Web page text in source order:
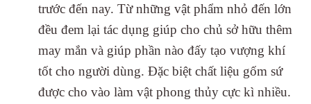
trước đến nay. Từ những vật phẩm nhỏ đến lớn
đều đem lại tác dụng giúp cho chủ sở hữu thêm
may mắn và giúp phần nào đấy tạo vượng khí
tốt cho người dùng. Đặc biệt chất liệu gốm sứ
được cho vào làm vật phong thủy cực kì nhiều.